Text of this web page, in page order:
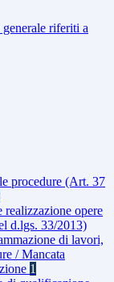
riferiti a
procedure (Art. 37
realizzazione opere
d.lgs. 33/2013)
di lavori,
/ Mancata
1